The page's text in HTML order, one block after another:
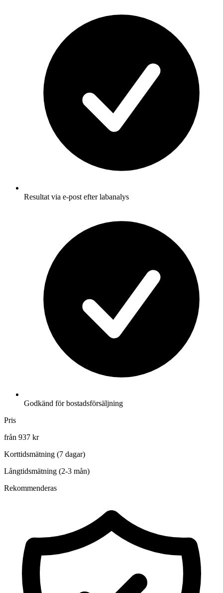
Resultat via e-post efter labanalys
Godkänd för bostadsförsäljning
Pris
från 937 kr
Korttidsmätning (7 dagar)
Långtidsmätning (2-3 mån)
Rekommenderas